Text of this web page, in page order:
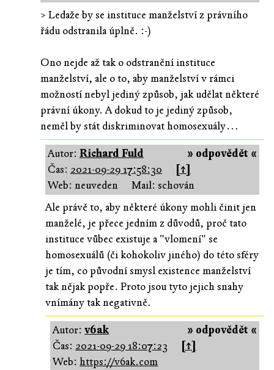
> Ledaže by se instituce manželství z právního
řádu odstranila úplně. :-)
Ono nejde až tak o odstranění instituce
manželství, ale o to, aby manželství v rámci
možností nebyl jediný způsob, jak udělat některé
právní úkony. A dokud to je jediný způsob,
neměl by stát diskriminovat homosexuály…
» odpovědět «
Autor: Richard Fuld
Čas: 2021-09-29 17:58:30
[↑]
Web: neuveden
Mail: schován
Ale právě to, aby některé úkony mohli činit jen
manželé, je přece jedním z důvodů, proč tato
instituce vůbec existuje a "vlomení" se
homosexuálů (či kohokoliv jiného) do této sféry
je tím, co původní smysl existence manželství
tak nějak popře. Proto jsou tyto jejich snahy
vnímány tak negativně.
» odpovědět «
Autor:v6ak
Čas: 2021-09-29 18:07:23
[↑]
Web:https://v6ak.com